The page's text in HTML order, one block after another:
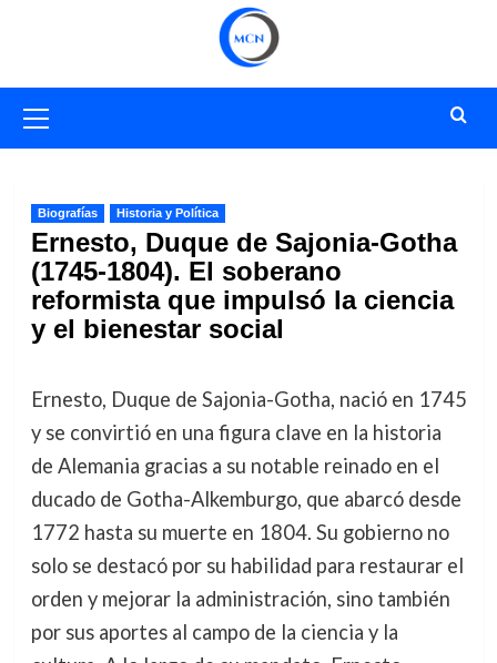
primario
Biografías Historia y Política
Ernesto, Duque de Sajonia-Gotha
(1745-1804). El soberano
reformista que impulsó la ciencia
y el bienestar social
Ernesto, Duque de Sajonia-Gotha, nació en 1745
y se convirtió en una figura clave en la historia
de Alemania gracias a su notable reinado en el
ducado de Gotha-Alkemburgo, que abarcó desde
1772 hasta su muerte en 1804. Su gobierno no
solo se destacó por su habilidad para restaurar el
orden y mejorar la administración, sino también
por sus aportes al campo de la ciencia y la